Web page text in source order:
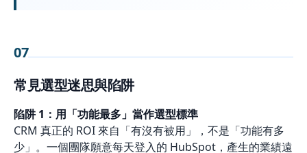
07
常見選型迷思與陷阱
陷阱 1：用「功能最多」當作選型標準
CRM 真正的 ROI 來自「有沒有被用」，不是「功能有多
少」。一個團隊願意每天登入的 HubSpot，產生的業績遠